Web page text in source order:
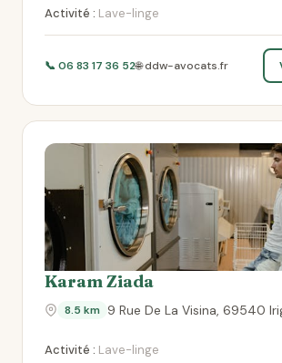
Activité : Lave-linge
📞 06 83 17 36 52🌐 ddw-avocats.fr
Karam Ziada
8.5 km 9 Rue De La Visina, 69540
Activité : Lave-linge